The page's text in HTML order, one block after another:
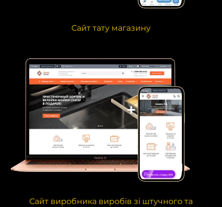
Сайт тату магазину
Сайт виробника виробів зі штучного та